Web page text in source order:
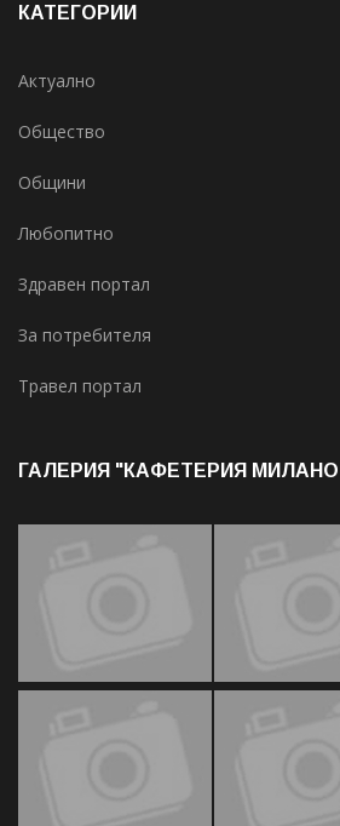
КАТЕГОРИИ
Актуално
Общество
Общини
Любопитно
Здравен портал
За потребителя
Травел портал
ГАЛЕРИЯ "КАФЕТЕРИЯ